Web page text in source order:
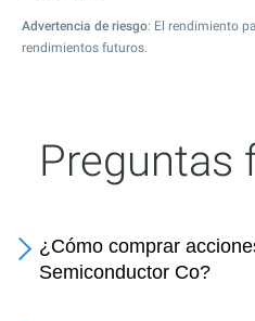
Advertencia de riesgo: El rendimiento
rendimientos futuros.
Preguntas
¿Cómo comprar
Semiconductor Co?